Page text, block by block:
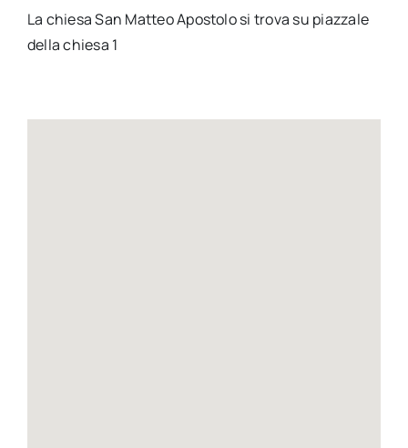
La chiesa San Matteo Apostolo si trova su piazzale
della chiesa 1